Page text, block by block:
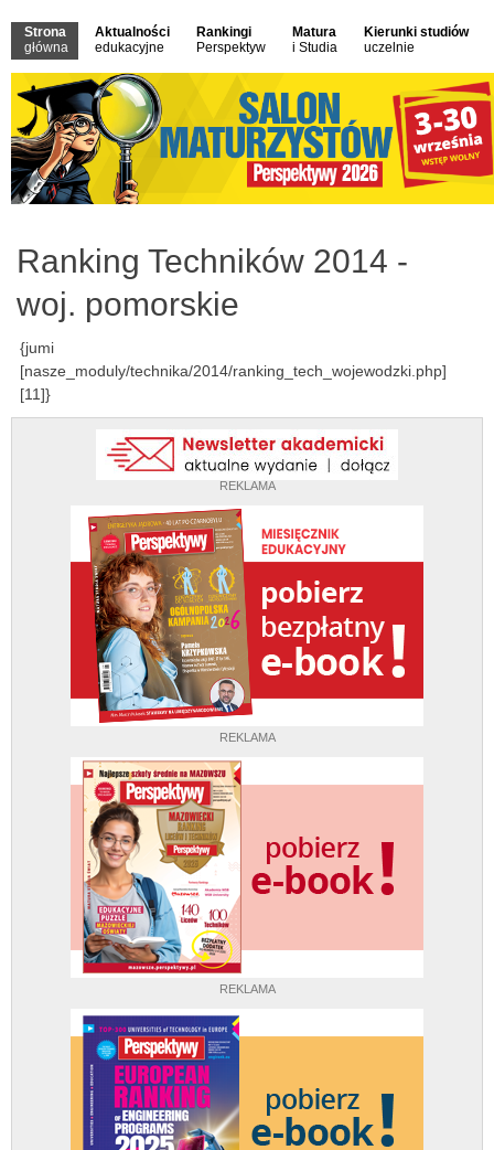
Strona
główna
Aktualności
edukacyjne
Rankingi
Perspektyw
Matura
i Studia
Kierunki studiów
uczelnie
REKLAMA
REKLAMA
REKLAMA
Ranking Techników 2014 -
woj. pomorskie
{jumi
[nasze_moduly/technika/2014/ranking_tech_wojewodzki.php]
[11]}